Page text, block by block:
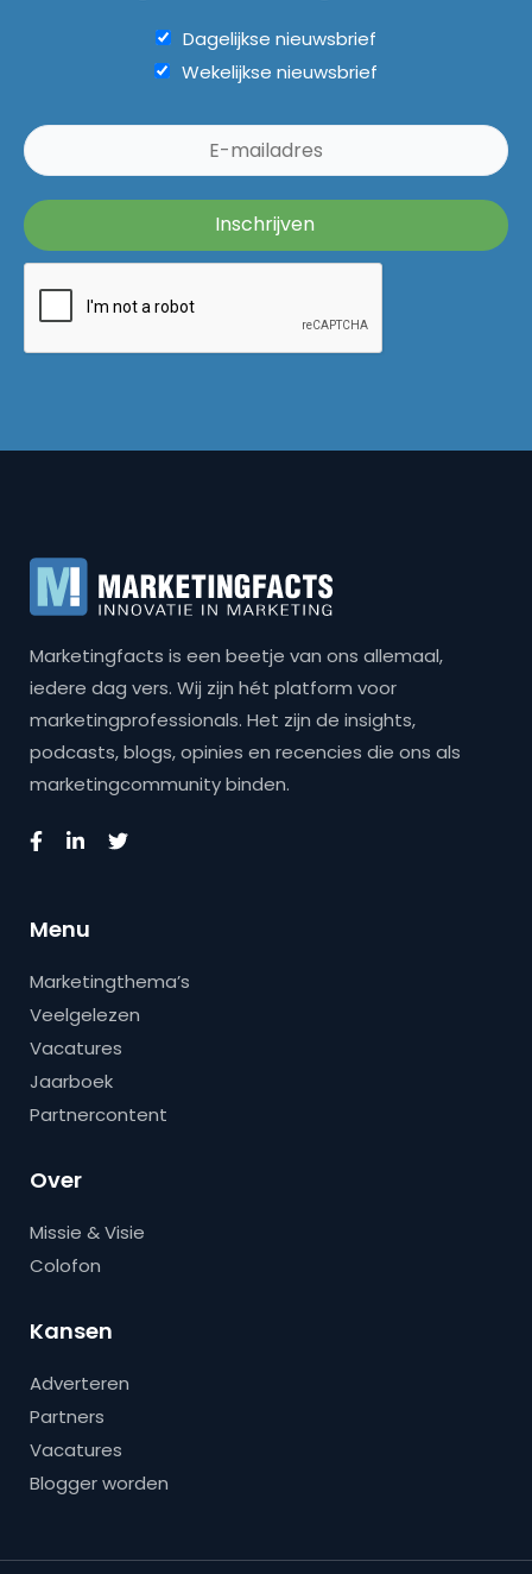
Dagelijkse nieuwsbrief
Wekelijkse nieuwsbrief
Marketingfacts is een beetje van ons allemaal,
iedere dag vers. Wij zijn hét platform voor
marketingprofessionals. Het zijn de insights,
podcasts, blogs, opinies en recencies die ons als
marketingcommunity binden.
Menu
Marketingthema’s
Veelgelezen
Vacatures
Jaarboek
Partnercontent
Over
Missie & Visie
Colofon
Kansen
Adverteren
Partners
Vacatures
Blogger worden